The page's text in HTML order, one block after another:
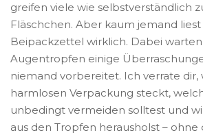
greifen viele wie selbstverständlich
Fläschchen. Aber kaum jemand
Beipackzettel wirklich. Dabei
Augentropfen einige
niemand vorbereitet. Ich verrate dir,
harmlosen Verpackung steckt,
unbedingt vermeiden solltest und
aus den Tropfen herausholst – ohne